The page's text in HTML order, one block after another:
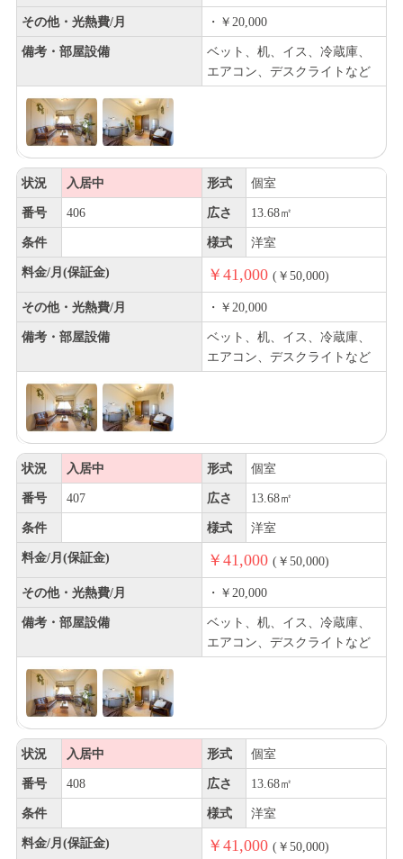
その他・光熱費/月 ・￥20,000
備考・部屋設備
ベット、机、イス、冷蔵庫、
エアコン、デスクライトなど
状況 入居中 形式 個室
番号 406 広さ 13.68㎡
条件 様式 洋室
料金/月(保証金) ￥41,000 (￥50,000)
その他・光熱費/月 ・￥20,000
備考・部屋設備
ベット、机、イス、冷蔵庫、
エアコン、デスクライトなど
状況 入居中 形式 個室
番号 407 広さ 13.68㎡
条件 様式 洋室
料金/月(保証金) ￥41,000 (￥50,000)
その他・光熱費/月 ・￥20,000
備考・部屋設備
ベット、机、イス、冷蔵庫、
エアコン、デスクライトなど
状況 入居中 形式 個室
番号 408 広さ 13.68㎡
条件 様式 洋室
料金/月(保証金) ￥41,000 (￥50,000)